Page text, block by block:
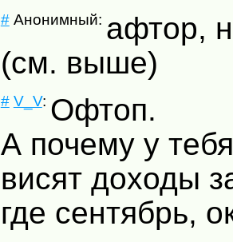
#Анонимный: афтор,
(см. выше)
# V_V: Офтоп.
А почему у
висят доходы
где сентябрь,